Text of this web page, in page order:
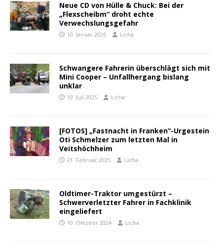
Neue CD von Hülle & Chuck: Bei der
„Flexscheibm“ droht echte
Verwechslungsgefahr
10. Januar 2026 Licha
Schwangere Fahrerin überschlägt sich mit
Mini Cooper – Unfallhergang bislang
unklar
10. Juli 2025 Licha
[FOTOS] „Fastnacht in Franken“-Urgestein
Oti Schmelzer zum letzten Mal in
Veitshöchheim
21. Februar 2025 Licha
Oldtimer-Traktor umgestürzt –
Schwerverletzter Fahrer in Fachklinik
eingeliefert
10. Oktober 2024 Licha